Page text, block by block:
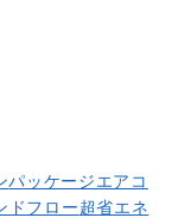
パッケージエアコ
ドフロー超省エネ